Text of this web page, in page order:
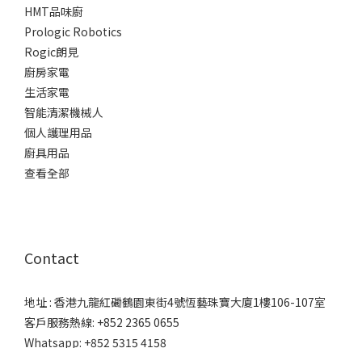
HMT品味廚
Prologic Robotics
Rogic朗見
廚房家電
生活家電
智能清潔機械人
個人護理用品
廚具用品
查看全部
Contact
地址 : 香港九龍紅磡鶴園東街4號恆藝珠寶大廈1樓106-107室
客戶服務熱線: +852 2365 0655
Whatsapp: +852 5315 4158